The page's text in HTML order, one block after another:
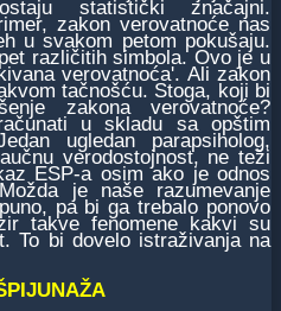
statistički značajni.
zakon verovatnoće nas
u svakom petom pokušaju.
različitih simbola. Ovo je u
verovatnoća'. Ali zakon
tačnošću. Stoga, koji bi
zakona verovatnoće?
u skladu sa opštim
ugledan parapsiholog,
verodostojnost, ne teži
ESP-a osim ako je odnos
je naše razumevanje
pa bi ga trebalo ponovo
takve fenomene kakvi su
To bi dovelo istraživanja na